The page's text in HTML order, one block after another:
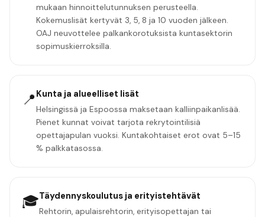
mukaan hinnoittelutunnuksen perusteella.
Kokemuslisät kertyvät 3, 5, 8 ja 10 vuoden jälkeen.
OAJ neuvottelee palkankorotuksista kuntasektorin
sopimuskierroksilla.
📍 Kunta ja alueelliset lisät
Helsingissä ja Espoossa maksetaan kalliinpaikanlisää.
Pienet kunnat voivat tarjota rekrytointilisiä
opettajapulan vuoksi. Kuntakohtaiset erot ovat 5–15
% palkkatasossa.
🎓Täydennyskoulutus ja erityistehtävät
Rehtorin, apulaisrehtorin, erityisopettajan tai